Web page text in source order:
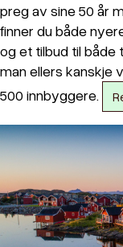
preg av sine 50 år
finner du både
og et tilbud til både
man ellers kanskje
500 innbyggere.